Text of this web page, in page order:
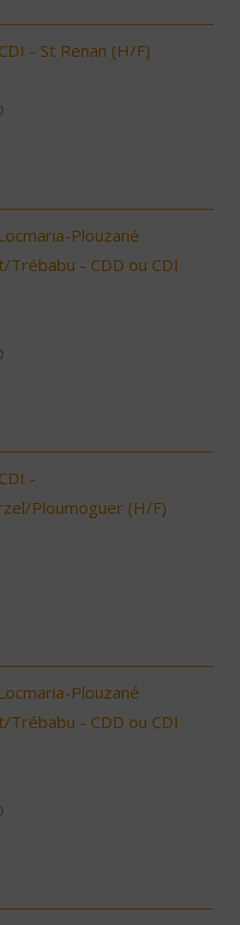
- St Renan (H/F)
Plouzané
- CDD ou CDI
-
Ploumoguer (H/F)
Plouzané
- CDD ou CDI